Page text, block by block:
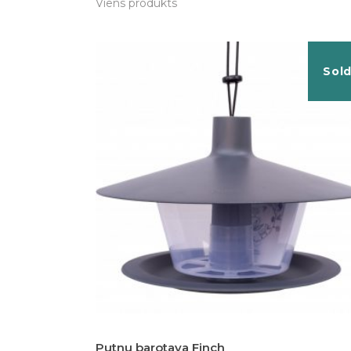
Viens produkts
Putnu barotava Finch